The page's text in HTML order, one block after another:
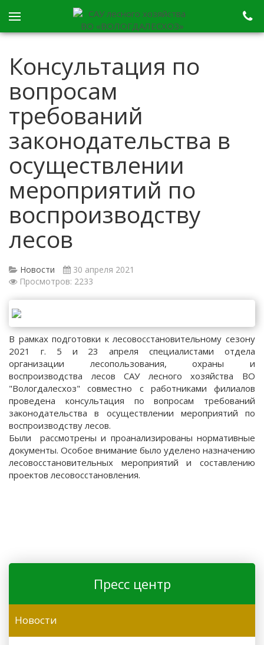
Консультация по
вопросам
требований
законодательства в
осуществлении
мероприятий по
воспроизводству
лесов
Новости
30 апреля 2021
Просмотров: 2233
В рамках подготовки к лесовосстановительному сезону
2021 г. 5 и 23 апреля специалистами отдела
организации лесопользования, охраны и
воспроизводства лесов САУ лесного хозяйства ВО
"Вологдалесхоз" совместно с работниками филиалов
проведена консультация по вопросам требований
законодательства в осуществлении мероприятий по
воспроизводству лесов.
Были рассмотрены и проанализированы нормативные
документы. Особое внимание было уделено назначению
лесовосстановительных мероприятий и составлению
проектов лесовосстановления.
Пресс центр
Новости